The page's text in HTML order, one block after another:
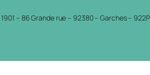
– 86 Grande rue – 92380 – Garches –